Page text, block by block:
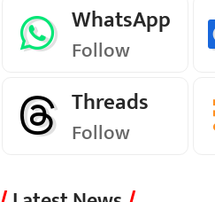
WhatsApp
Follow
Threads
Follow